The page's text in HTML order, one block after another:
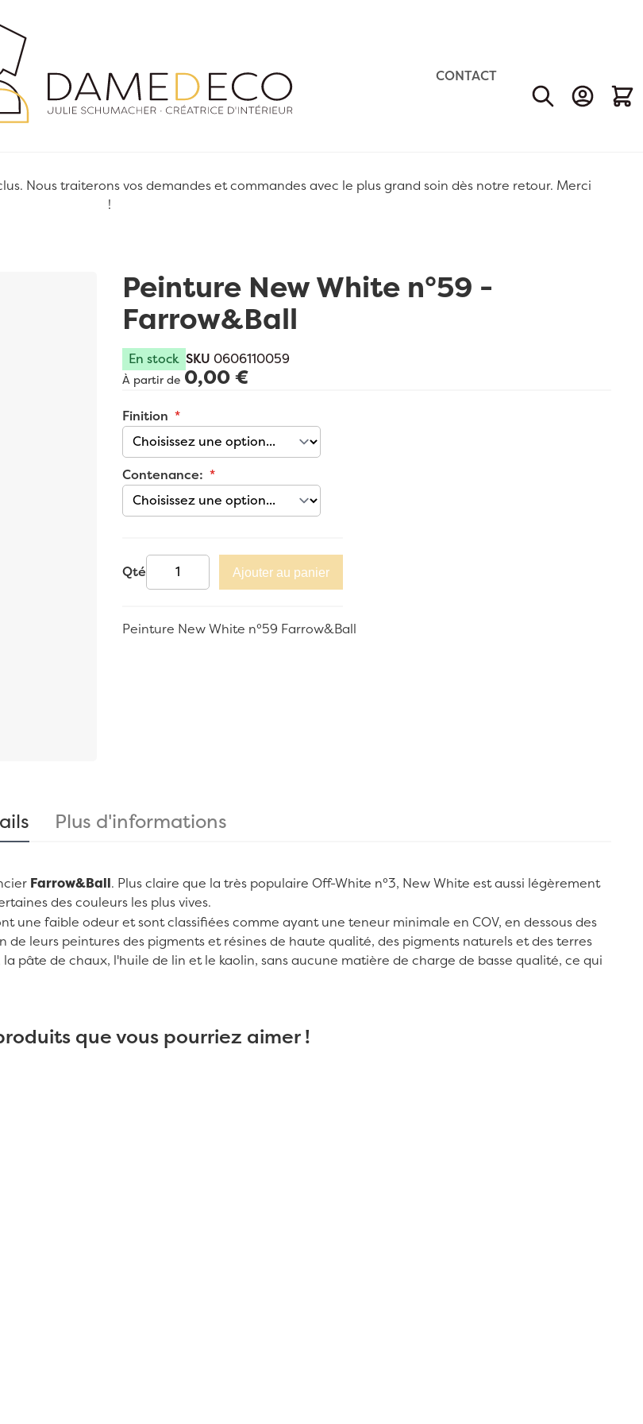
CONTACT
Nous traiterons vos demandes et commandes avec le plus grand soin dès notre retour. Merci
!
Peinture New White n°59 -
Farrow&Ball
En stock SKU 0606110059
À partir de 0,00 €
Finition
Contenance:
Qté Ajouter au panier
Peinture New White n°59 Farrow&Ball
Farrow&Ball. Plus claire que la très populaire Off-White n°3, New White est aussi légèrement
des couleurs les plus vives.
une faible odeur et sont classifiées comme ayant une teneur minimale en COV, en dessous des
leurs peintures des pigments et résines de haute qualité, des pigments naturels et des terres
pâte de chaux, l'huile de lin et le kaolin, sans aucune matière de charge de basse qualité, ce qui
Plus d'informations
que vous pourriez aimer !